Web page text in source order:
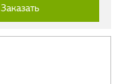
Заказать